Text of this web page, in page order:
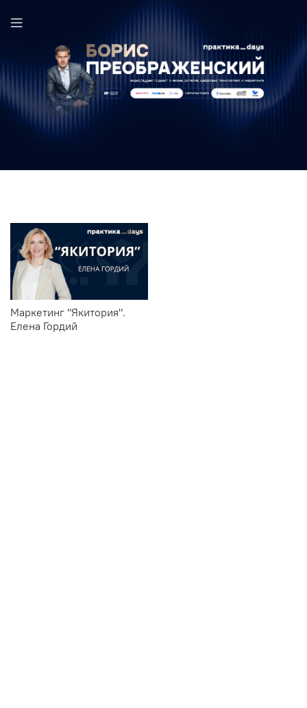
Маркетинг "Якитория".
Елена Гордий